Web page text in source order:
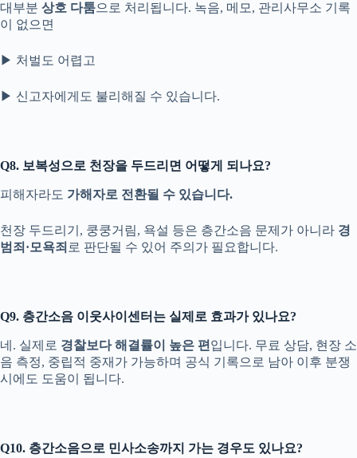
대부분 상호 다툼으로 처리됩니다. 녹음, 메모, 관리사무소 기록
이 없으면
▶ 처벌도 어렵고
▶ 신고자에게도 불리해질 수 있습니다.
Q8. 보복성으로 천장을 두드리면 어떻게 되나요?
피해자라도 가해자로 전환될 수 있습니다.
천장 두드리기, 쿵쿵거림, 욕설 등은 층간소음 문제가 아니라 경
범죄·모욕죄 로 판단될 수 있어 주의가 필요합니다.
Q9. 층간소음 이웃사이센터는 실제로 효과가 있나요?
네. 실제로 경찰보다 해결률이 높은 편 입니다. 무료 상담, 현장 소
음 측정, 중립적 중재가 가능하며 공식 기록으로 남아 이후 분쟁
시에도 도움이 됩니다.
Q10. 층간소음으로 민사소송까지 가는 경우도 있나요?